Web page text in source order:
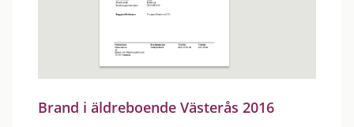
Brand i äldreboende Västerås 2016